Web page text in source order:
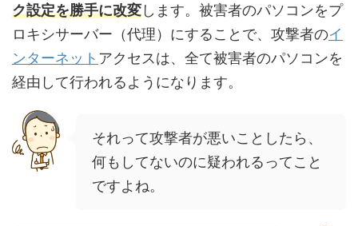
ク設定を勝手に改変します。被害者のパソコンをプ
ロキシサーバー（代理）にすることで、攻撃者のイ
ンターネット アクセスは、全て被害者のパソコンを
経由して行われるようになります。
それって攻撃者が悪いことしたら、
何もしてないのに疑われるってこと
ですよね。